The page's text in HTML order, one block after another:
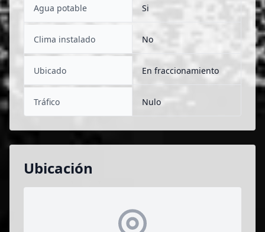
Agua potable Si
Clima instalado No
Ubicado En fraccionamiento
Tráfico Nulo
Ubicación